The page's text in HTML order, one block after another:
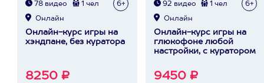
78 видео 1 чел 6+
Онлайн
Онлайн-курс игры на
хэндпане, без куратора
8250 ₽
92 видео 1 чел 6+
Онлайн
Онлайн-курс игры на
глюкофоне любой
настройки, с куратором
9450 ₽